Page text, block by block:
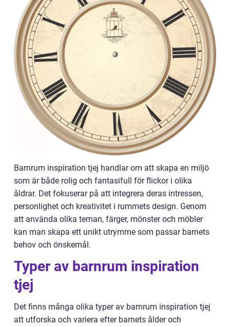
Barnrum inspiration tjej handlar om att skapa en miljö
som är både rolig och fantasifull för flickor i olika
åldrar. Det fokuserar på att integrera deras intressen,
personlighet och kreativitet i rummets design. Genom
att använda olika teman, färger, mönster och möbler
kan man skapa ett unikt utrymme som passar barnets
behov och önskemål.
Typer av barnrum inspiration
tjej
Det finns många olika typer av barnrum inspiration tjej
att utforska och variera efter barnets ålder och